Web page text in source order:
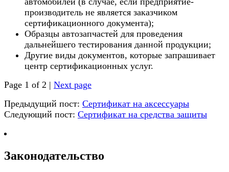
производитель не является заказчиком
сертификационного документа);
Образцы автозапчастей для проведения
дальнейшего тестирования данной продукции;
Другие виды документов, которые запрашивает
центр сертификационных услуг.
Page 1 of 2 | Next page
Предыдущий пост: Сертификат на аксессуары
Следующий пост: Сертификат на средства защиты
Законодательство